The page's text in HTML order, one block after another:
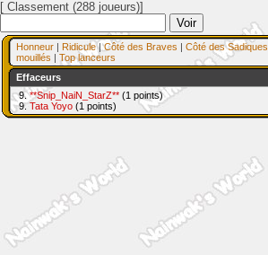
[ Classement (288 joueurs)]
Honneur | Ridicule|Côté des Braves | Côté des Sadiques
mouillés | Top lanceurs
Effaceurs
9.**Snip_NaiN_StarZ** (1 points)
9.Tata Yoyo (1 points)